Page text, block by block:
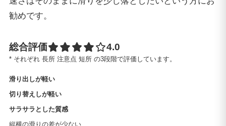
勧めです。
総合評価 4.0 out of 5.0 stars
4.0
* それぞれ 長所 注意点 短所 の3段階で評価しています。
滑り出しが軽い
切り替えしが軽い
サラサラとした質感
縦横の滑りの差が少ない